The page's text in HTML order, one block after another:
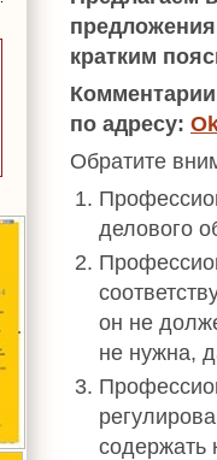
кратким
по адресу:
Обратите
делового
он не
не нужна,
содержать